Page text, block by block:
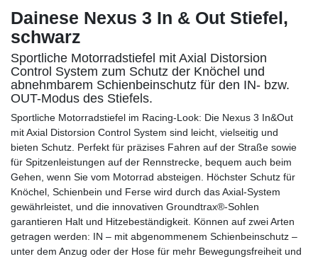
Dainese Nexus 3 In & Out Stiefel,
schwarz
Sportliche Motorradstiefel mit Axial Distorsion
Control System zum Schutz der Knöchel und
abnehmbarem Schienbeinschutz für den IN- bzw.
OUT-Modus des Stiefels.
Sportliche Motorradstiefel im Racing-Look: Die Nexus 3 In&Out
mit Axial Distorsion Control System sind leicht, vielseitig und
bieten Schutz. Perfekt für präzises Fahren auf der Straße sowie
für Spitzenleistungen auf der Rennstrecke, bequem auch beim
Gehen, wenn Sie vom Motorrad absteigen. Höchster Schutz für
Knöchel, Schienbein und Ferse wird durch das Axial-System
gewährleistet, und die innovativen Groundtrax®-Sohlen
garantieren Halt und Hitzebeständigkeit. Können auf zwei Arten
getragen werden: IN – mit abgenommenem Schienbeinschutz –
unter dem Anzug oder der Hose für mehr Bewegungsfreiheit und